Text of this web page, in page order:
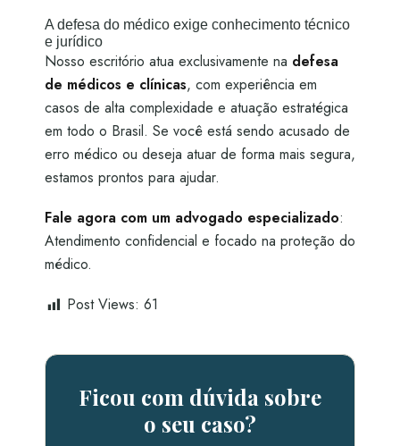
A defesa do médico exige conhecimento técnico
e jurídico
Nosso escritório atua exclusivamente na defesa
de médicos e clínicas, com experiência em
casos de alta complexidade e atuação estratégica
em todo o Brasil. Se você está sendo acusado de
erro médico ou deseja atuar de forma mais segura,
estamos prontos para ajudar.
Fale agora com um advogado especializado:
Atendimento confidencial e focado na proteção do
médico.
Post Views: 61
Ficou com dúvida sobre
o seu caso?